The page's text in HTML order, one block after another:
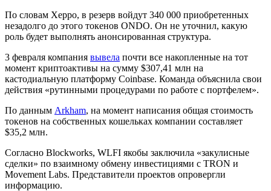
По словам Херро, в резерв войдут 340 000 приобретенных
незадолго до этого токенов ONDO. Он не уточнил, какую
роль будет выполнять анонсированная структура.
3 февраля компания вывела почти все накопленные на тот
момент криптоактивы на сумму $307,41 млн на
кастодиальную платформу Coinbase. Команда объяснила свои
действия «рутинными процедурами по работе с портфелем».
По данным Arkham, на момент написания общая стоимость
токенов на собственных кошельках компании составляет
$35,2 млн.
Согласно Blockworks, WLFI якобы заключила «закулисные
сделки» по взаимному обмену инвестициями с TRON и
Movement Labs. Представители проектов опровергли
информацию.